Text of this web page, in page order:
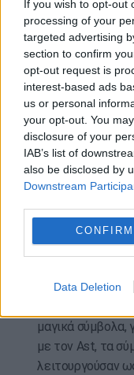
If you wish to opt-
processing of your
targeted advertising
section to confirm
opt-out request is
interest-based ads
us or personal
your opt-out. You
disclosure of your
IAB’s list of
also be disclosed by
Downstream
CONFIRM
Data Deletion
είναι η γλώσσα
περισσότερες
βρεθεί στη
λατινικά. Η
επίκληση στα
ακολουθεί…
Η επιγραφή
Transformation
φωτογραφίζει
γωνίες
μοντέλο,
διακρίνουν
ομάδες
μαγικά
με τον Ast, τα
λειτουργούσαν